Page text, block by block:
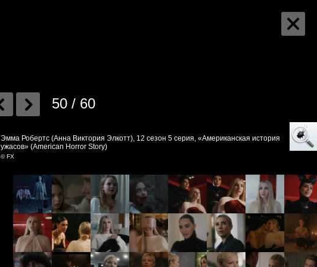
50 / 60
Эмма Робертс (Анна Виктория Элкотт), 12 сезон 5 серия, «Американская история
ужасов» (American Horror Story)
© FX